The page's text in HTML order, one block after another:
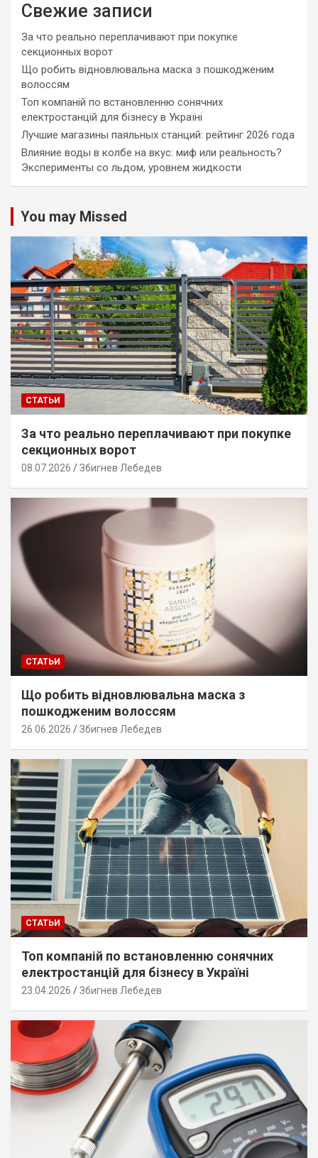
Свежие записи
За что реально переплачивают при покупке
секционных ворот
Що робить відновлювальна маска з пошкодженим
волоссям
Топ компаній по встановленню сонячних
електростанцій для бізнесу в Україні
Лучшие магазины паяльных станций: рейтинг 2026 года
Влияние воды в колбе на вкус: миф или реальность?
Эксперименты со льдом, уровнем жидкости
You may Missed
СТАТЬИ
За что реально переплачивают при покупке
секционных ворот
08.07.2026 Збигнев Лебедев
СТАТЬИ
Що робить відновлювальна маска з
пошкодженим волоссям
26.06.2026 Збигнев Лебедев
СТАТЬИ
Топ компаній по встановленню сонячних
електростанцій для бізнесу в Україні
23.04.2026 Збигнев Лебедев